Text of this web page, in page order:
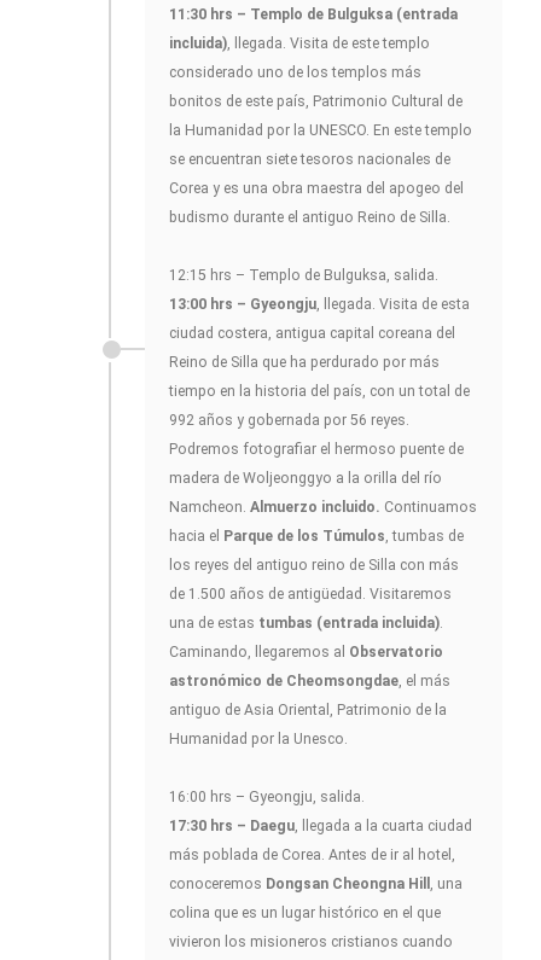
11:30 hrs – Templo de Bulguksa (entrada
incluida) , llegada. Visita de este templo
considerado uno de los templos más
bonitos de este país, Patrimonio Cultural de
la Humanidad por la UNESCO. En este templo
se encuentran siete tesoros nacionales de
Corea y es una obra maestra del apogeo del
budismo durante el antiguo Reino de Silla.
12:15 hrs – Templo de Bulguksa, salida.
13:00 hrs – Gyeongju , llegada. Visita de esta
ciudad costera, antigua capital coreana del
Reino de Silla que ha perdurado por más
tiempo en la historia del país, con un total de
992 años y gobernada por 56 reyes.
Podremos fotografiar el hermoso puente de
madera de Woljeonggyo a la orilla del río
Namcheon. Almuerzo incluido. Continuamos
hacia el Parque de los Túmulos , tumbas de
los reyes del antiguo reino de Silla con más
de 1.500 años de antigüedad. Visitaremos
una de estas tumbas (entrada incluida)
Caminando, llegaremos al Observatorio
astronómico de Cheomsongdae , el más
antiguo de Asia Oriental, Patrimonio de la
Humanidad por la Unesco.
16:00 hrs – Gyeongju, salida.
17:30 hrs – Daegu , llegada a la cuarta ciudad
más poblada de Corea. Antes de ir al hotel,
conoceremos Dongsan Cheongna Hill
, una
colina que es un lugar histórico en el que
vivieron los misioneros cristianos cuando